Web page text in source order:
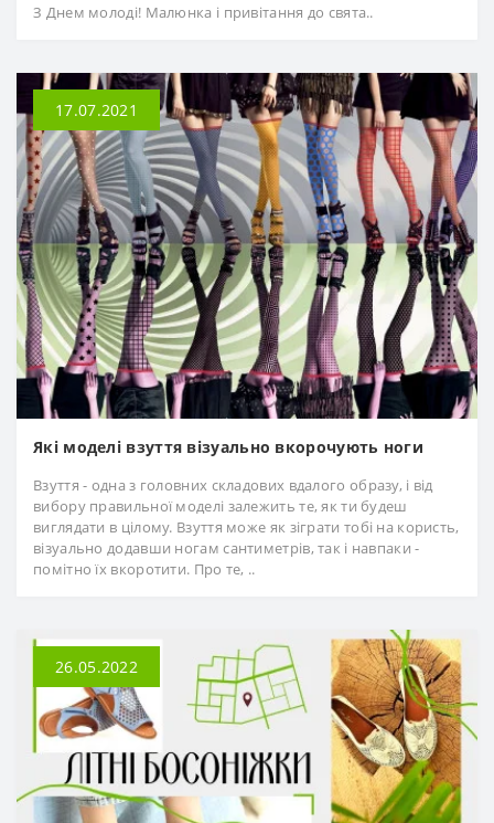
З Днем молоді! Малюнка і привітання до свята..
17.07.2021
Які моделі взуття візуально вкорочують ноги
Взуття - одна з головних складових вдалого образу, і від
вибору правильної моделі залежить те, як ти будеш
виглядати в цілому. Взуття може як зіграти тобі на користь,
візуально додавши ногам сантиметрів, так і навпаки -
помітно їх вкоротити. Про те, ..
26.05.2022